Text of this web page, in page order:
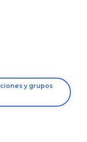
y grupos